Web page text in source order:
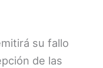
su fallo
de las